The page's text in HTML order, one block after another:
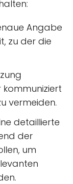
Angabe
zu der die
vermeiden.
detaillierte
der
um